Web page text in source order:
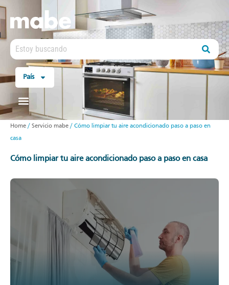
País
Home / Servicio mabe / Cómo limpiar tu aire acondicionado paso a paso en
casa
cómo limpiar tu aire acondicionado paso a paso en casa